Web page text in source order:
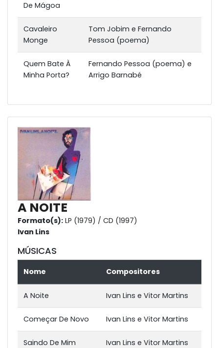
De Mágoa
Cavaleiro
Monge
Tom Jobim e Fernando
Pessoa (poema)
Quem Bate À
Minha Porta?
Fernando Pessoa (poema) e
Arrigo Barnabé
A NOITE
Formato(s): LP (1979) / CD (1997)
Ivan Lins
MÚSICAS
Nome Compositores
A Noite Ivan Lins e Vitor Martins
Começar De Novo Ivan Lins e Vitor Martins
Saindo De Mim Ivan Lins e Vitor Martins